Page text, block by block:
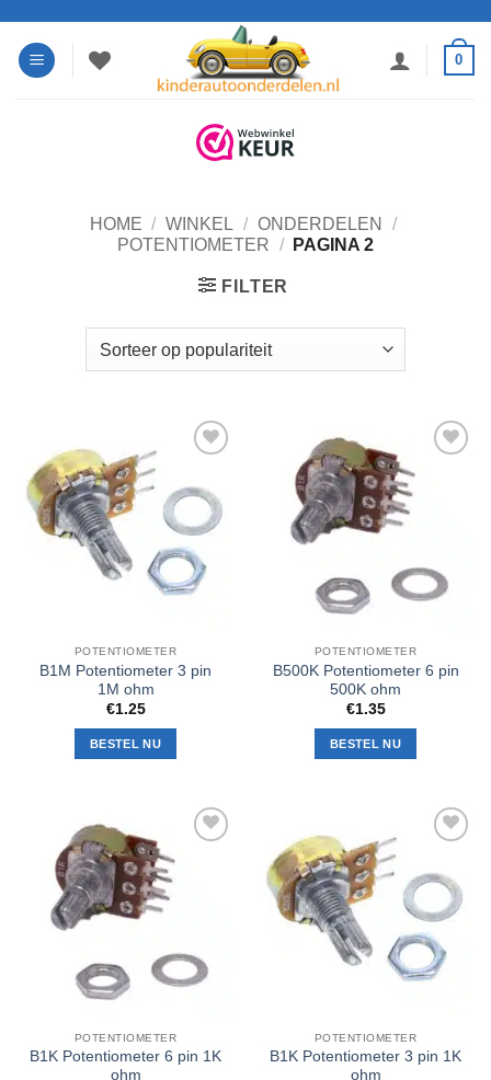
naar
inhoud
0
HOME / WINKEL / ONDERDELEN
/
POTENTIOMETER / PAGINA 2
FILTER
aan
verlanglijst
POTENTIOMETER
B1M Potentiometer 3 pin
1M ohm
€1.25
BESTEL NU
Toevoegen
verlanglijst
POTENTIOMETER
B500K Potentiometer 6 pin
500K ohm
€1.35
BESTEL NU
Toevoegen
verlanglijst
POTENTIOMETER
B1K Potentiometer 6 pin 1K
ohm
aan
verlanglijst
POTENTIOMETER
B1K Potentiometer 3 pin 1K
ohm